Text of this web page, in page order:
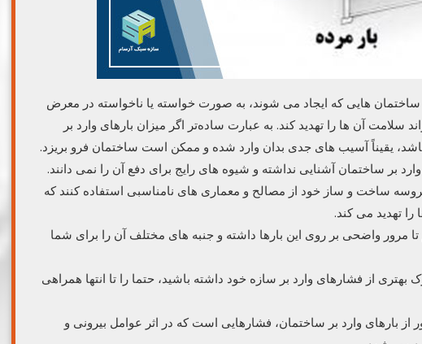
ساختمان هایی که ایجاد می شوند، به صورت خواسته یا ناخواسته در معرض
سلامت آن ها را تهدید کند. به عبارت ساده‌تر اگر میزان بارهای وارد بر
یقیناً آسیب‌ های جدی بدان وارد شده و ممکن است ساختمان فرو بریزد.
وارد بر ساختمان آشنایی نداشته و شیوه های رایج برای دفع آن را نمی دانند.
ساخت و ساز خود از مصالح و معماری های نامناسبی استفاده کنند که
تهدید می کند.
تا مرور واضحی بر روی این بارها داشته و جنبه های مختلف آن را برای شما
بهتری از فشارهای وارد بر سازه خود داشته باشید، حتما را تا انتها همراهی
از بارهای وارد بر ساختمان، فشارهایی است که در اثر عوامل بیرونی و